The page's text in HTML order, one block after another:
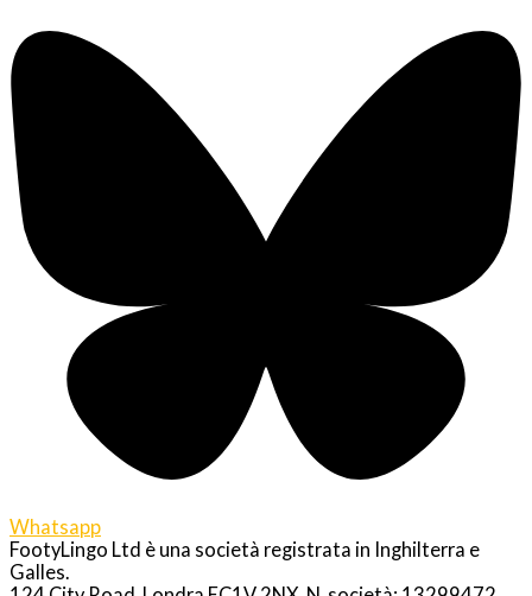
Whatsapp
FootyLingo Ltd è una società registrata in Inghilterra e
Galles.